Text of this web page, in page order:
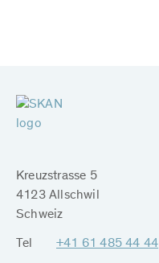
Kreuzstrasse 5
4123 Allschwil
Schweiz
Tel +41 61 485 44 44